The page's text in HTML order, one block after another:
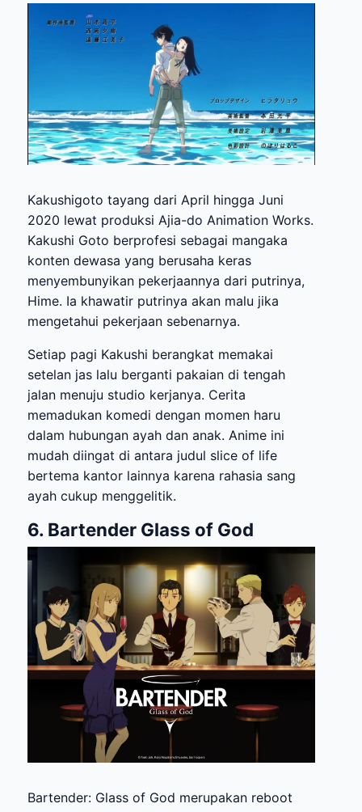
Kakushigoto tayang dari April hingga Juni
2020 lewat produksi Ajia-do Animation Works.
Kakushi Goto berprofesi sebagai mangaka
konten dewasa yang berusaha keras
menyembunyikan pekerjaannya dari putrinya,
Hime. Ia khawatir putrinya akan malu jika
mengetahui pekerjaan sebenarnya.
Setiap pagi Kakushi berangkat memakai
setelan jas lalu berganti pakaian di tengah
jalan menuju studio kerjanya. Cerita
memadukan komedi dengan momen haru
dalam hubungan ayah dan anak. Anime ini
mudah diingat di antara judul slice of life
bertema kantor lainnya karena rahasia sang
ayah cukup menggelitik.
6. Bartender Glass of God
Bartender: Glass of God merupakan reboot